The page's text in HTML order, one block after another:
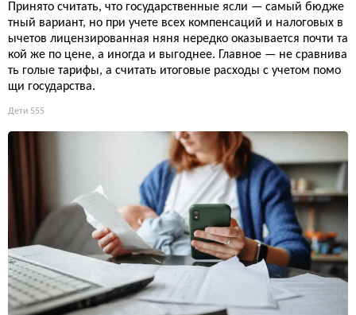
Принято считать, что государственные ясли — самый бюдже
тный вариант, но при учете всех компенсаций и налоговых в
ычетов лицензированная няня нередко оказывается почти та
кой же по цене, а иногда и выгоднее. Главное — не сравнива
ть голые тарифы, а считать итоговые расходы с учетом помо
щи государства.
Дети 555